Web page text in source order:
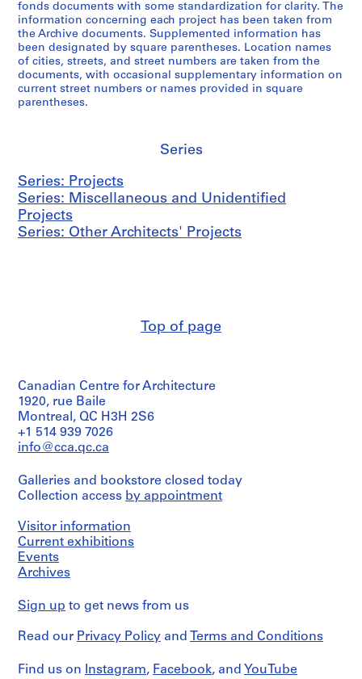
fonds documents with some standardization for clarity. The
information concerning each project has been taken from
the Archive documents. Supplemented information has
been designated by square parentheses. Location names
of cities, streets, and street numbers are taken from the
documents, with occasional supplementary information on
current street numbers or names provided in square
parentheses.
Series
Series: Projects
Series: Miscellaneous and Unidentified
Projects
Series: Other Architects' Projects
Top of page
Canadian Centre for Architecture
1920, rue Baile
Montreal, QC H3H 2S6
+1 514 939 7026
info@cca.qc.ca
Galleries and bookstore closed today
Collection access by appointment
Visitor information
Current exhibitions
Events
Archives
Sign up to get news from us
Read our Privacy Policy and Terms and Conditions
Find us on Instagram, Facebook, and YouTube